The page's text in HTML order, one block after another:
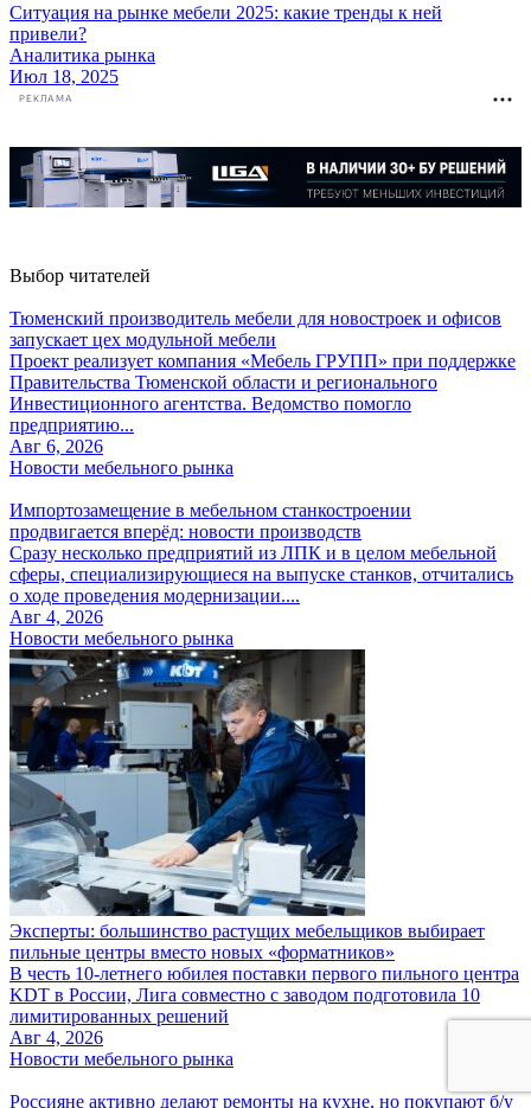
Ситуация на рынке мебели 2025: какие тренды к ней
привели?
Аналитика рынка
Июл 18, 2025
РЕКЛАМА
Выбор читателей
Тюменский производитель мебели для новостроек и офисов
запускает цех модульной мебели
Проект реализует компания «Мебель ГРУПП» при поддержке
Правительства Тюменской области и регионального
Инвестиционного агентства. Ведомство помогло
предприятию...
Авг 6, 2026
Новости мебельного рынка
Импортозамещение в мебельном станкостроении
продвигается вперёд: новости производств
Сразу несколько предприятий из ЛПК и в целом мебельной
сферы, специализирующиеся на выпуске станков, отчитались
о ходе проведения модернизации....
Авг 4, 2026
Новости мебельного рынка
Эксперты: большинство растущих мебельщиков выбирает
пильные центры вместо новых «форматников»
В честь 10-летнего юбилея поставки первого пильного центра
KDT в России, Лига совместно с заводом подготовила 10
лимитированных решений
Авг 4, 2026
Новости мебельного рынка
Россияне активно делают ремонты на кухне, но покупают б/у